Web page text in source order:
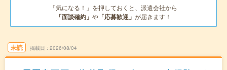
「気になる！」を押しておくと、派遣会社から
「面談確約」 や 「応募歓迎」 が届きます！
未読 掲載日 2026/08/04